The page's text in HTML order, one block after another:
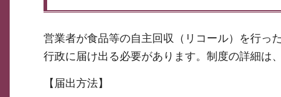
営業者が食品等の自主回収（リコール）を行っ
行政に届け出る必要があります。制度の詳細は、
【届出方法】